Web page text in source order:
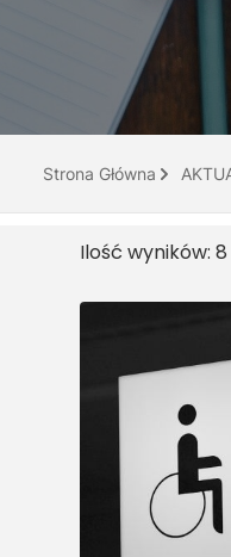
Do pobrania
Interaktywna
Strona Główna
Ilość wyników: 8